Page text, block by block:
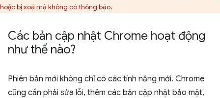
hoặc bị xoá mà không có thông báo.
Các bản cập nhật Chrome hoạt động
như thế nào?
Phiên bản mới không chỉ có các tính năng mới. Chrome
cũng cần phải sửa lỗi, thêm các bản cập nhật bảo mật,